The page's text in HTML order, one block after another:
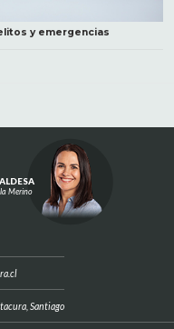
y emergencias
Santiago
Merino